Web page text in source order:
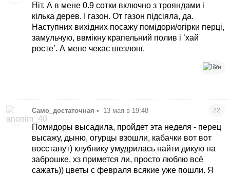
Ніт. А в мене 0.9 сотки включно з трояндами і
кілька дерев. І газон. От газон підсіяла, да.
Наступних вихідних посажу помідори/огірки перці,
замульчую, ввмікну крапельний полив і ’хай
росте’. А мене чекає шезлонг.
2
Само_достаточная • 13 мая в 19:48 22
Помидоры высадила, пройдет эта неделя - перец
высажу, дыню, огурцы взошли, кабачки вот вот
восстанут) клубнику умудрилась найти дикую на
заброшке, хз примется ли, просто люблю всё
сажать)) цветы с февраля всякие уже пошли. Я